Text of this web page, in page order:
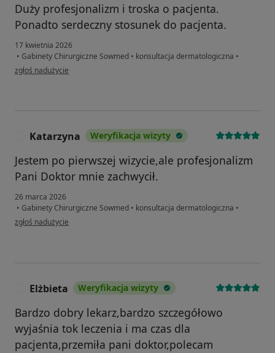
Duży profesjonalizm i troska o pacjenta.
Ponadto serdeczny stosunek do pacjenta.
17 kwietnia 2026
• Gabinety Chirurgiczne Sowmed • konsultacja dermatologiczna •
w opinii użytkownika Bogdan
zgłoś nadużycie
Katarzyna Weryfikacja wizyty
Jestem po pierwszej wizycie,ale profesjonalizm
Pani Doktor mnie zachwycił.
26 marca 2026
• Gabinety Chirurgiczne Sowmed • konsultacja dermatologiczna •
w opinii użytkownika Katarzyna
zgłoś nadużycie
Elżbieta Weryfikacja wizyty
Bardzo dobry lekarz,bardzo szczegółowo
wyjaśnia tok leczenia i ma czas dla
pacjenta,przemiła pani doktor,polecam